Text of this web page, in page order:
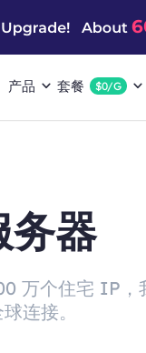
产品 套餐 $0/G
务器
万个住宅 IP，
连接。